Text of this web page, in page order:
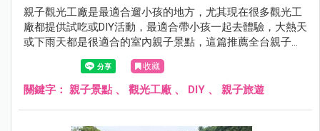
親子觀光工廠是最適合遛小孩的地方，尤其現在很多觀光工
廠都提供試吃或DIY活動，最適合帶小孩一起去體驗，大熱天
或下雨天都是很適合的室內親子景點，這篇推薦全台親子觀
光工廠、親子景點給大家。
收藏
關鍵字： 親子景點 、 觀光工廠 、 DIY 、 親子旅遊